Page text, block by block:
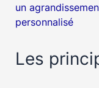
un
personnalisé
Les